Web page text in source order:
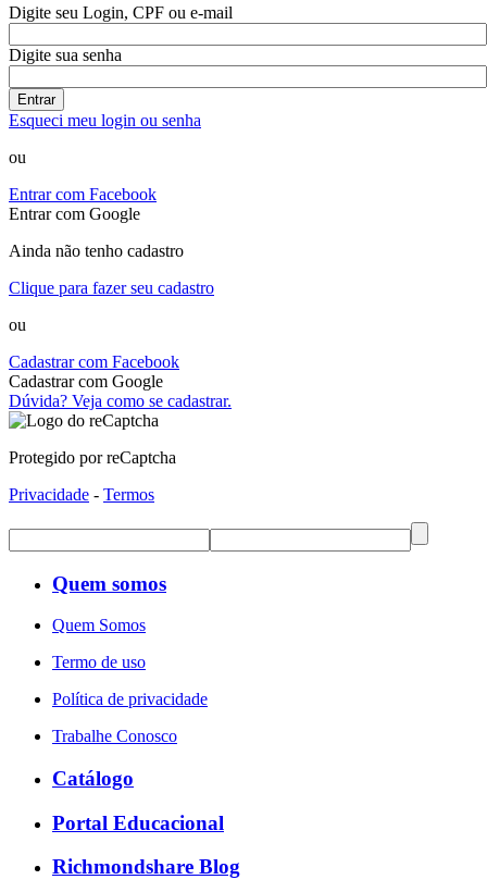
Digite seu Login, CPF ou e-mail
Digite sua senha
Entrar
Esqueci meu login ou senha
ou
Entrar com Facebook
Entrar com Google
Ainda não tenho cadastro
Clique para fazer seu cadastro
ou
Cadastrar com Facebook
Cadastrar com Google
Dúvida? Veja como se cadastrar.
Protegido por reCaptcha
Privacidade - Termos
Quem somos
Quem Somos
Termo de uso
Política de privacidade
Trabalhe Conosco
Catálogo
Portal Educacional
Richmondshare Blog